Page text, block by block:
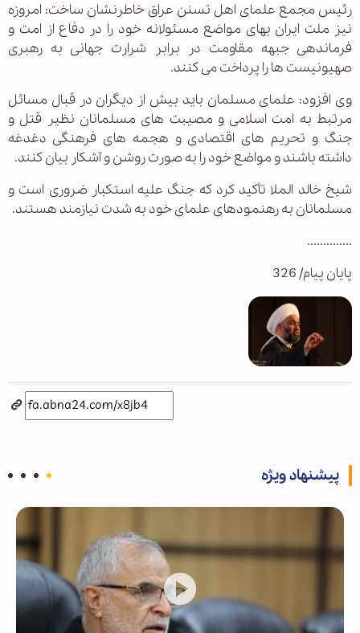
رئیس مجمع علمای اهل تسنن عراق خاطرنشان ساخت: امروزه
نیز ملت ایران بهای مواضع مسئولانه خود را در دفاع از امت و
فرماندهی جبهه مقاومت در برابر شرارت جهانی به رهبری
صهیونیست ها را پرداخت می کنند.
وی افزود: علمای مسلمان باید بیش از دیگران در قبال مسائل
مرتبط به امت اسلامی و مصیبت های مسلمانان نظیر قتل و
جنگ و تحریم های اقتصادی و هجمه های فرهنگی دغدغه
داشته باشند و مواضع خود را به صورت روشن و آشکار بیان کنند.
شیخ خالد الملا تأکید کرد که جنگ علیه استکبار ضروری است و
مسلمانان به رهنمودهای علمای خود به شدت نیازمند هستند.
..............
پایان پیام/ 326
پیشنهاد ویژه